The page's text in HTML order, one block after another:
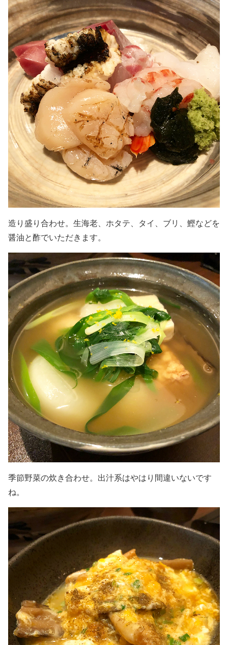
造り盛り合わせ。生海老、ホタテ、タイ、ブリ、鰹などを
醤油と酢でいただきます。
季節野菜の炊き合わせ。出汁系はやはり間違いないです
ね。